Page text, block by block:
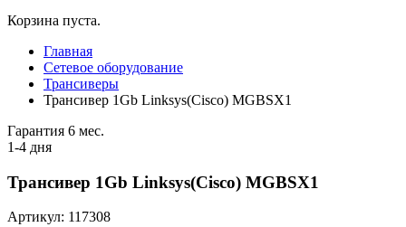
Корзина пуста.
Главная
Сетевое оборудование
Трансиверы
Трансивер 1Gb Linksys(Cisco) MGBSX1
Гарантия 6 мес.
1-4 дня
Трансивер 1Gb Linksys(Cisco) MGBSX1
Артикул: 117308